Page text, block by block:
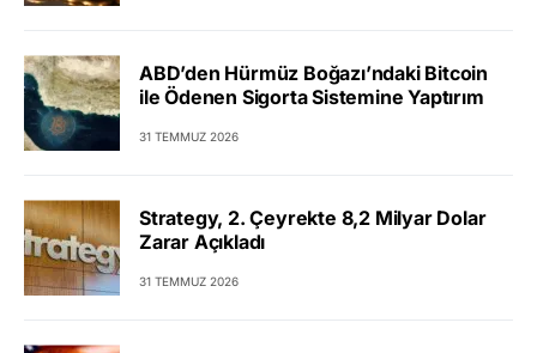
ABD’den Hürmüz Boğazı’ndaki Bitcoin
ile Ödenen Sigorta Sistemine Yaptırım
31 TEMMUZ 2026
Strategy, 2. Çeyrekte 8,2 Milyar Dolar
Zarar Açıkladı
31 TEMMUZ 2026